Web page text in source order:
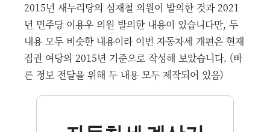
2015년 새누리당의 심재철 의원이 발의한 것과 2021
년 민주당 이용우 의원 발의한 내용이 있습니다만, 두
내용 모두 비슷한 내용이라 이번 자동차세 개편은 현재
집권 여당의 2015년 기준으로 작성해 보았습니다. (빠
른 정보 전달을 위해 두 내용 모두 제작되어 있음)